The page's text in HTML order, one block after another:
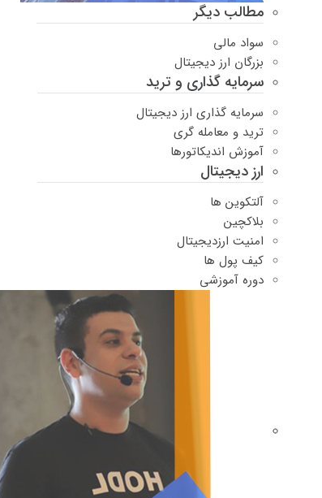
مطالب دیگر
سواد مالی
بزرگان ارز دیجیتال
سرمایه گذاری و ترید
سرمایه گذاری ارز دیجیتال
ترید و معامله گری
آموزش اندیکاتورها
ارز دیجیتال
آلتکوین ها
بلاکچین
امنیت ارزدیجیتال
کیف پول ها
دوره‌ آموزشی